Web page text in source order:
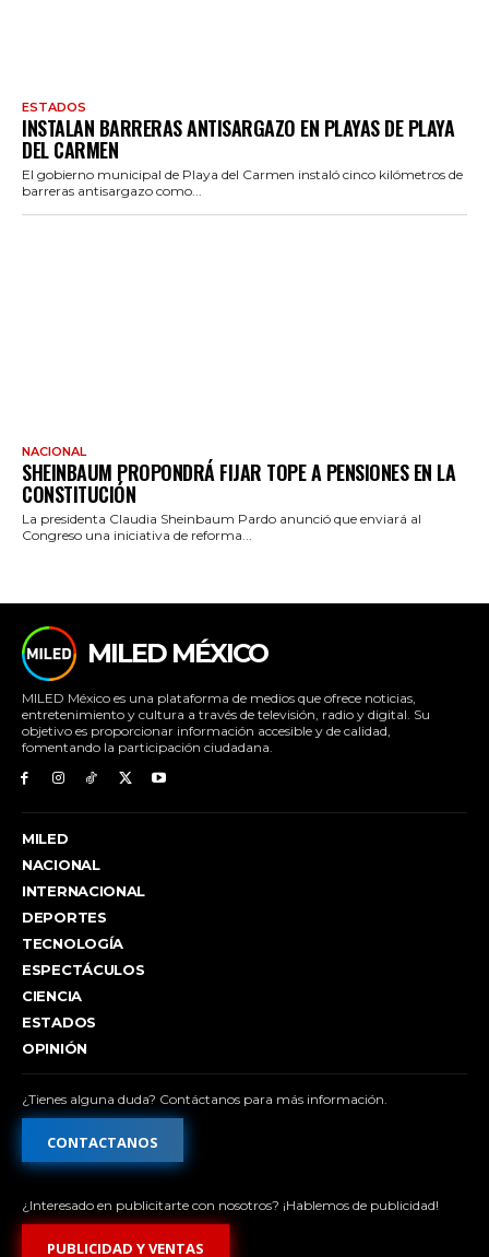
ESTADOS
INSTALAN BARRERAS ANTISARGAZO EN PLAYAS DE PLAYA
DEL CARMEN
El gobierno municipal de Playa del Carmen instaló cinco kilómetros de
barreras antisargazo como...
NACIONAL
SHEINBAUM PROPONDRÁ FIJAR TOPE A PENSIONES EN LA
CONSTITUCIÓN
La presidenta Claudia Sheinbaum Pardo anunció que enviará al
Congreso una iniciativa de reforma...
MILED MÉXICO
MILED México es una plataforma de medios que ofrece noticias,
entretenimiento y cultura a través de televisión, radio y digital. Su
objetivo es proporcionar información accesible y de calidad,
fomentando la participación ciudadana.
MILED
NACIONAL
INTERNACIONAL
DEPORTES
TECNOLOGÍA
ESPECTÁCULOS
CIENCIA
ESTADOS
OPINIÓN
¿Tienes alguna duda? Contáctanos para más información.
CONTACTANOS
¿Interesado en publicitarte con nosotros? ¡Hablemos de publicidad!
PUBLICIDAD Y VENTAS